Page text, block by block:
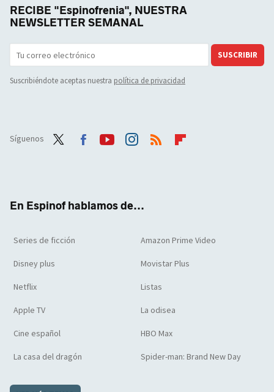
RECIBE "Espinofrenia", NUESTRA
NEWSLETTER SEMANAL
SUSCRIBIR
Suscribiéndote aceptas nuestra política de privacidad
Síguenos
En Espinof hablamos de...
Series de ficción Amazon Prime Video
Disney plus Movistar Plus
Netflix Listas
Apple TV La odisea
Cine español HBO Max
La casa del dragón Spider-man: Brand New Day